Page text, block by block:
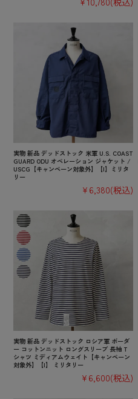
実物 新品 デッドストック 米軍 U.S. COAST
GUARD ODU オペレーション ジャケット /
USCG【キャンペーン対象外】【I】ミリタ
リー
¥6,380(税込)
実物 新品 デッドストック ロシア軍 ボーダ
ー コットンニット ロングスリーブ 長袖 T
シャツ ミディアムウェイト【キャンペーン
対象外】【I】 ミリタリー
¥6,600(税込)